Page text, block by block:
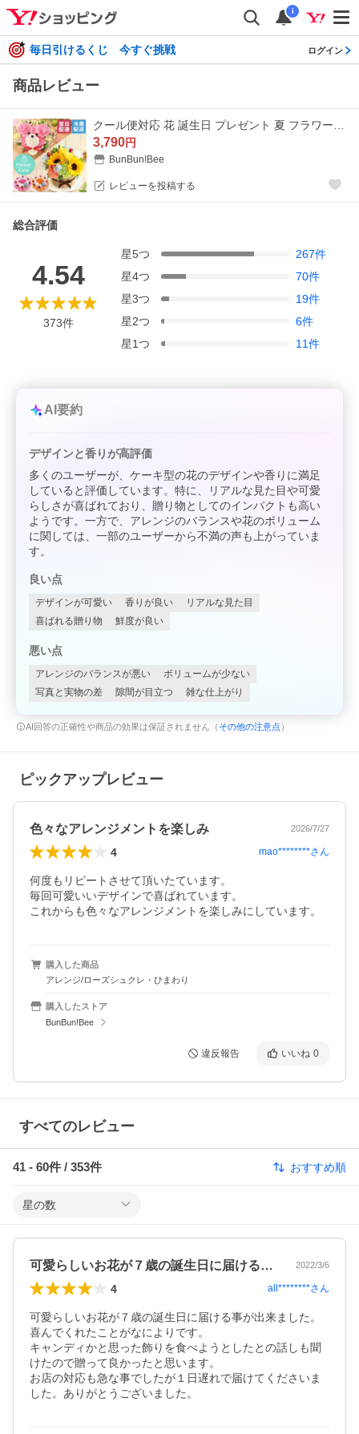
i
毎日引けるくじ 今すぐ挑戦 ログイン
商品レビュー
3,790円
BunBun!Bee
レビューを投稿する
総合評価
4.54
373件
星5つ 267件
星4つ 70件
星3つ 19件
星2つ 6件
星1つ 11件
AI要約
デザインと香りが高評価
多くのユーザーが、ケーキ型の花のデザインや香りに満足
していると評価しています。特に、リアルな見た目や可愛
らしさが喜ばれており、贈り物としてのインパクトも高い
ようです。一方で、アレンジのバランスや花のボリューム
に関しては、一部のユーザーから不満の声も上がっていま
す。
良い点
デザインが可愛い 香りが良い
リアルな見た目
喜ばれる贈り物
鮮度が良い
悪い点
アレンジのバランスが悪い
ボリュームが少ない
写真と実物の差
隙間が目立つ 雑な仕上がり
AI回答の正確性や商品の効果は保証されません（ その他の注意点 ）
ピックアップレビュー
色々なアレンジメントを楽しみ 2026/7/27
4 mao********さん
何度もリピートさせて頂いたています。
毎回可愛いいデザインで喜ばれています。
これからも色々なアレンジメントを楽しみにしています。
購入した商品
アレンジ/ローズシュクレ・ひまわり
購入したストア
BunBun!Bee
違反報告 いいね 0
すべてのレビュー
41 - 60件 / 353件 おすすめ順
星の数
可愛らしいお花が７歳の誕生日に届ける事… 2022/3/6
4 all********さん
可愛らしいお花が７歳の誕生日に届ける事が出来ました。
喜んでくれたことがなによりです。
キャンディかと思った飾りを食べようとしたとの話しも聞
けたので贈って良かったと思います。
お店の対応も急な事でしたが１日遅れで届けてくださいま